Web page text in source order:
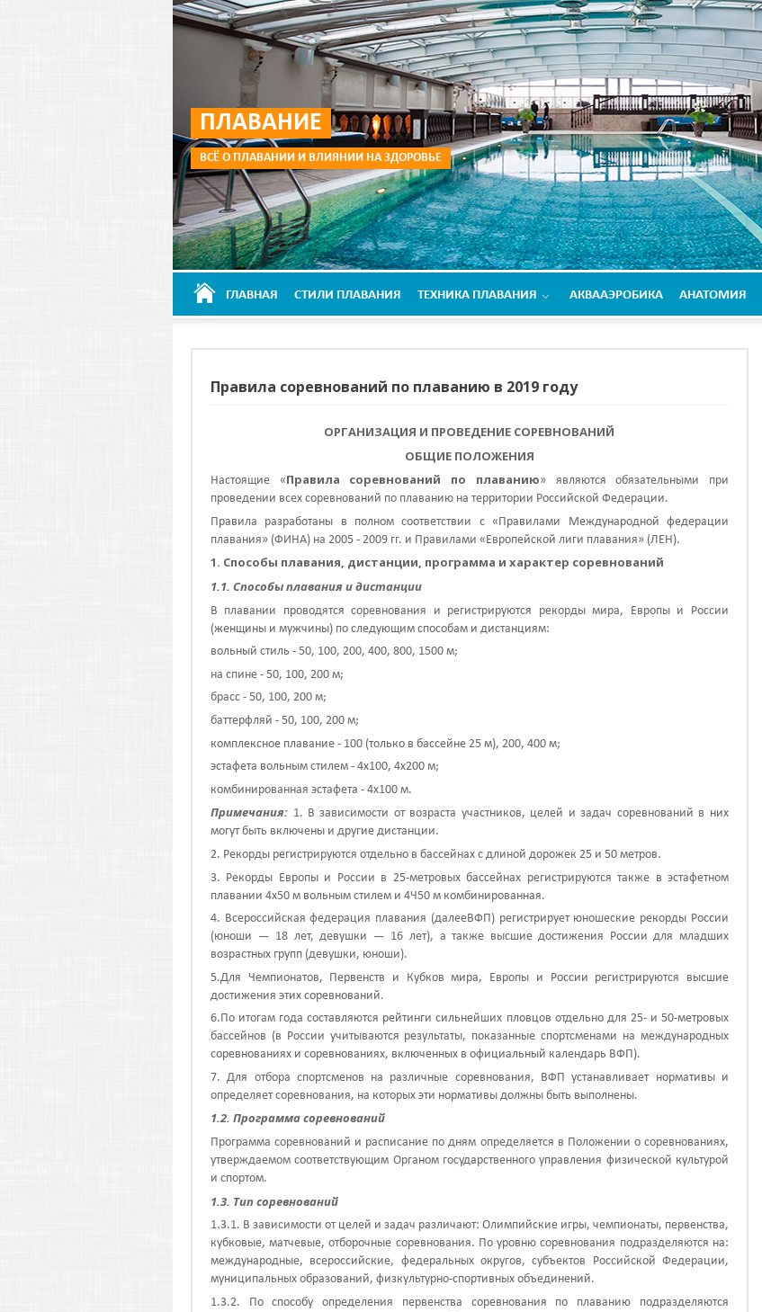
ПЛАВАНИЕ
ВСЁ О ПЛАВАНИИ И ВЛИЯНИИ НА ЗДОРОВЬЕ
ГЛАВНАЯ СТИЛИ ПЛАВАНИЯ ТЕХНИКА ПЛАВАНИЯ АКВААЭРОБИКА АНАТОМИЯ
Правила соревнований по плаванию в 2019 году
ОРГАНИЗАЦИЯ И ПРОВЕДЕНИЕ СОРЕВНОВАНИЙ
ОБЩИЕ ПОЛОЖЕНИЯ
Настоящие «Правила соревнований по плаванию» являются обязательными при
проведении всех соревнований по плаванию на территории Российской Федерации.
Правила разработаны в полном соответствии с «Правилами Международной федерации
плавания» (ФИНА) на 2005 - 2009 гг. и Правилами «Европейской лиги плавания» (ЛЕН ).
1. Способы плавания, дистанции, программа и характер соревнований
1.1. Способы плавания и дистанции
В плавании проводятся соревнования и регистрируются рекорды мира, Европы и России
(женщины и мужчины) по следующим способам и дистанциям:
вольный стиль - 50, 100, 200, 400, 800, 1500 м;
на спине - 50, 100, 200 м;
брасс - 50, 100, 200 м;
баттерфляй - 50, 100, 200 м;
комплексное плавание - 100 (только в бассейне 25 м), 200, 400 м;
эстафета вольным стилем - 4х100, 4х200 м;
комбинированная эстафета - 4х100 м.
Примечания: 1. В зависимости от возраста участников, целей и задач соревнований в них
могут быть включены и другие дистанции.
2. Рекорды регистрируются отдельно в бассейнах с длиной дорожек 25 и 50 метров.
3. Рекорды Европы и России в 25-метровых бассейнах регистрируются также в эстафетном
плавании 4х50 м вольным стилем и 4Ч50 м комбинированная.
4. Всероссийская федерация плавания (далееВФП) регистрирует юношеские рекорды России
(юноши — 18 лет, девушки — 16 лет), а также высшие достижения России для младших
возрастных групп (девушки, юноши).
5.Для Чемпионатов, Первенств и Кубков мира, Европы и России регистрируются высшие
достижения этих соревнований.
6.По итогам года составляются рейтинги сильнейших пловцов отдельно для 25- и 50-метровых
бассейнов (в России учитываются результаты, показанные спортсменами на международных
соревнованиях и соревнованиях, включенных в официальный календарь ВФП).
7. Для отбора спортсменов на различные соревнования, ВФП устанавливает нормативы и
определяет соревнования, на которых эти нормативы должны быть выполнены.
1.2. Программа соревнований
Программа соревнований и расписание по дням определяется в Положении о соревнованиях,
утверждаемом соответствующим Органом государственного управления физической культурой
и спортом.
1.3. Тип соревнований
1.3.1. В зависимости от целей и задач различают: Олимпийские игры, чемпионаты, первенства,
кубковые, матчевые, отборочные соревнования. По уровню соревнования подразделяются на:
международные, всероссийские, федеральных округов, субъектов Российской Федерации,
муниципальных образований, физкультурно-спортивных объединений.
1.3.2. По способу определения первенства соревнования по плаванию подразделяются